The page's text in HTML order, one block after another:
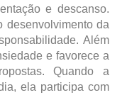
e descanso.
desenvolvimento da
Além
e favorece a
Quando a
ela participa com